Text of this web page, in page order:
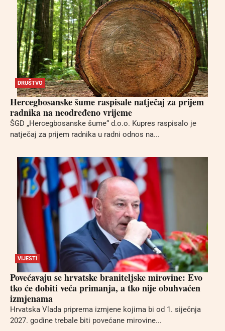
DRUŠTVO
Hercegbosanske šume raspisale natječaj za prijem
radnika na neodređeno vrijeme
ŠGD „Hercegbosanske šume“ d.o.o. Kupres raspisalo je
natječaj za prijem radnika u radni odnos na...
VIJESTI
Povećavaju se hrvatske braniteljske mirovine: Evo
tko će dobiti veća primanja, a tko nije obuhvaćen
izmjenama
Hrvatska Vlada priprema izmjene kojima bi od 1. siječnja
2027. godine trebale biti povećane mirovine...